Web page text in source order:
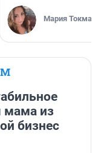
Мария
мама из
бизнес